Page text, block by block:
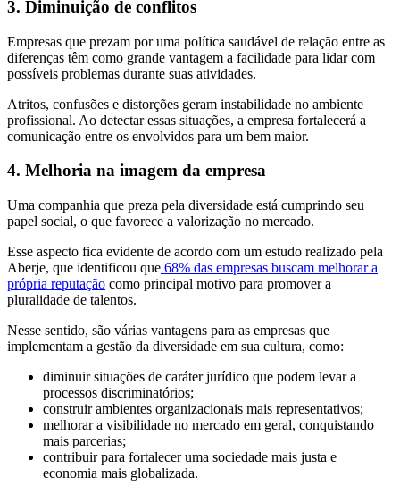
3. Diminuição de conflitos
Empresas que prezam por uma política saudável de relação entre as
diferenças têm como grande vantagem a facilidade para lidar com
possíveis problemas durante suas atividades.
Atritos, confusões e distorções geram instabilidade no ambiente
profissional. Ao detectar essas situações, a empresa fortalecerá a
comunicação entre os envolvidos para um bem maior.
4. Melhoria na imagem da empresa
Uma companhia que preza pela diversidade está cumprindo seu
papel social, o que favorece a valorização no mercado.
Esse aspecto fica evidente de acordo com um estudo realizado pela
Aberje, que identificou que 68% das empresas buscam melhorar a
própria reputação como principal motivo para promover a
pluralidade de talentos.
Nesse sentido, são várias vantagens para as empresas que
implementam a gestão da diversidade em sua cultura, como:
diminuir situações de caráter jurídico que podem levar a
processos discriminatórios;
construir ambientes organizacionais mais representativos;
melhorar a visibilidade no mercado em geral, conquistando
mais parcerias;
contribuir para fortalecer uma sociedade mais justa e
economia mais globalizada.